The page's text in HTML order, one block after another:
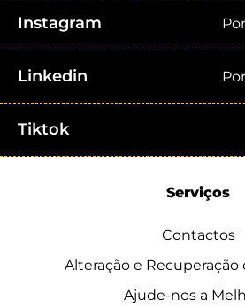
Instagram
Linkedin
Tiktok
Serviços
Contactos
Alteração e Recuperação
Ajude-nos a